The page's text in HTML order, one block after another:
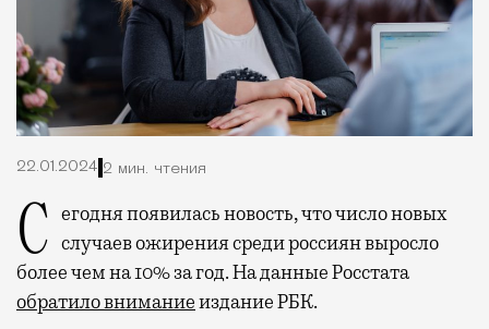
22.01.2024 2 мин. чтения
Сегодня появилась новость, что число новых случаев ожирения среди россиян выросло
более чем на 10% за год. На данные Росстата
обратило вниманиеиздание РБК.